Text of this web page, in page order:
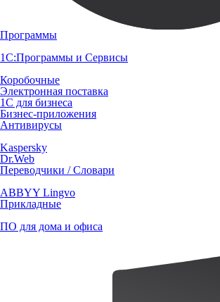
Программы
1С:Программы и Сервисы
Коробочные
Электронная поставка
1С для бизнеса
Бизнес-приложения
Антивирусы
Kaspersky
Dr.Web
Переводчики / Словари
ABBYY Lingvo
Прикладные
ПО для дома и офиса